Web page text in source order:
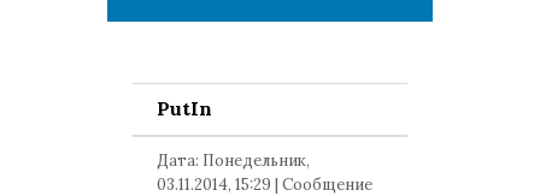
PutIn
Дата: Понедельник,
03.11.2014, 15:29 | Сообщение